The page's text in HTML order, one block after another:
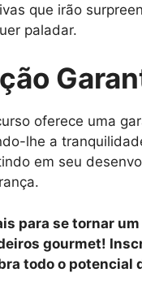
que irão
paladar.
oferece uma
lhe a
em seu
para se tornar
gourmet!
todo o potencial